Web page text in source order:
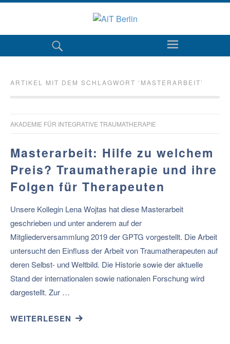
ARTIKEL MIT DEM SCHLAGWORT ‘ MASTERARBEIT’
AKADEMIE FÜR INTEGRATIVE TRAUMATHERAPIE
Masterarbeit: Hilfe zu welchem
Preis? Traumatherapie und ihre
Folgen für Therapeuten
Unsere Kollegin Lena Wojtas hat diese Masterarbeit
geschrieben und unter anderem auf der
Mitgliederversammlung 2019 der GPTG vorgestellt. Die Arbeit
untersucht den Einfluss der Arbeit von Traumatherapeuten auf
deren Selbst- und Weltbild. Die Historie sowie der aktuelle
Stand der internationalen sowie nationalen Forschung wird
dargestellt. Zur …
WEITERLESEN